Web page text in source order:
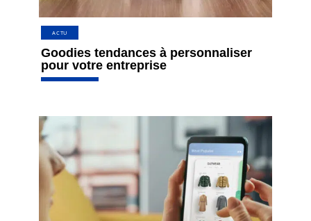
ACTU
Goodies tendances à personnaliser
pour votre entreprise